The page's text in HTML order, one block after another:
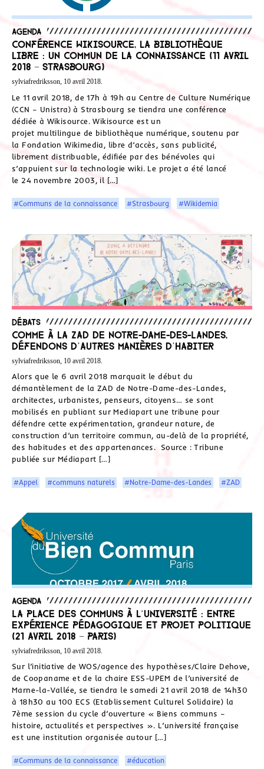
Agenda
Conférence Wikisource, la bibliothèque
libre : un commun de la connaissance (11 avril
2018 – Strasbourg)
sylviafredriksson, 10 avril 2018.
Le 11 avril 2018, de 17h à 19h au Centre de Culture Numérique
(CCN – Unistra) à Strasbourg se tiendra une conférence
dédiée à Wikisource. Wikisource est un
projet multilingue de bibliothèque numérique, soutenu par
la Fondation Wikimedia, libre d’accès, sans publicité,
librement distribuable, édifiée par des bénévoles qui
s’appuient sur la technologie wiki. Le projet a été lancé
le 24 novembre 2003, il […]
#Communs de la connaissance #Strasbourg #Wikidemia
Débats
Comme à la ZAD de Notre-Dame-des-Landes,
défendons d’autres manières d’habiter
sylviafredriksson, 10 avril 2018.
Alors que le 6 avril 2018 marquait le début du
démantèlement de la ZAD de Notre-Dame-des-Landes,
architectes, urbanistes, penseurs, citoyens… se sont
mobilisés en publiant sur Mediapart une tribune pour
défendre cette expérimentation, grandeur nature, de
construction d’un territoire commun, au-delà de la propriété,
des habitudes et des appartenances. Source : Tribune
publiée sur Médiapart […]
#Appel #communs naturels #Notre-Dame-des-Landes #ZAD
Agenda
La place des communs à l‘université : entre
expérience pédagogique et projet politique
(21 avril 2018 – Paris)
sylviafredriksson, 10 avril 2018.
Sur l’initiative de WOS/agence des hypothèses/Claire Dehove,
de Coopaname et de la chaire ESS-UPEM de l’université de
Marne-la-Vallée, se tiendra le samedi 21 avril 2018 de 14h30
à 18h30 au 100 ECS (Etablissement Culturel Solidaire) la
7ème session du cycle d’ouverture « Biens communs –
histoire, actualités et perspectives ». L’université française
est une institution organisée autour […]
#Communs de la connaissance #éducation